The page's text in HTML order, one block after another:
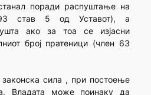
поради распуштање на
став 5 од Уставот), а
ако за тоа се изјасни
број пратеници (член 63
сила , при постоење
Владата може поинаку да